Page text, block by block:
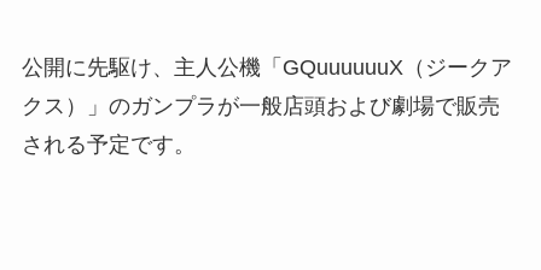
公開に先駆け、主人公機「GQuuuuuuX（ジークア
クス）」のガンプラが一般店頭および劇場で販売
される予定です。